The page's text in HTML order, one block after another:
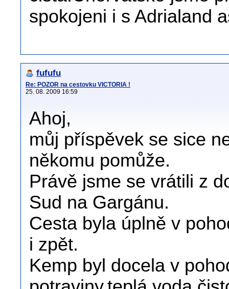
spokojeni i s Adrialand
fufufu
Re: POZOR na cestovku VICTORIA !
25. 08. 2009 16:59
Ahoj,
můj příspěvek se sice
někomu pomůže.
Právě jsme se vrátili z
Sud na Gargánu.
Cesta byla úplně v
i zpět.
Kemp byl docela v